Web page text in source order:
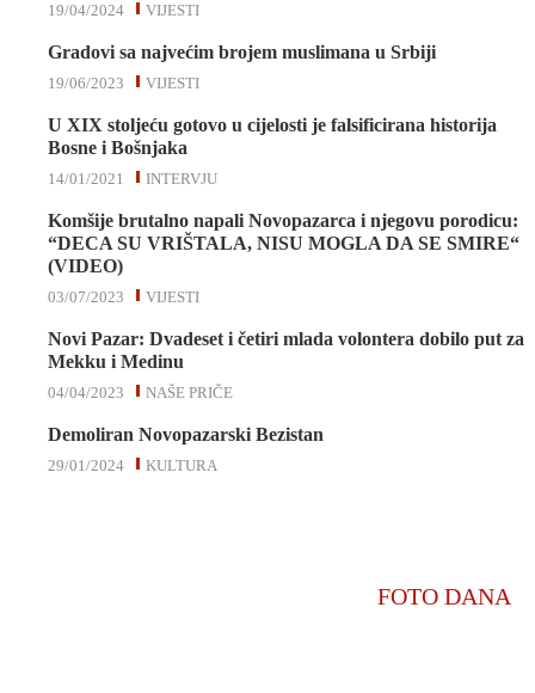
VIJESTI
19/04/2024
Gradovi sa najvećim brojem muslimana u Srbiji
VIJESTI
19/06/2023
U XIX stoljeću gotovo u cijelosti je falsificirana historija
Bosne i Bošnjaka
INTERVJU
14/01/2021
Komšije brutalno napali Novopazarca i njegovu porodicu:
“DECA SU VRIŠTALA, NISU MOGLA DA SE SMIRE“
(VIDEO)
VIJESTI
03/07/2023
Novi Pazar: Dvadeset i četiri mlada volontera dobilo put za
Mekku i Medinu
NAŠE PRIČE
04/04/2023
Demoliran Novopazarski Bezistan
KULTURA
29/01/2024
FOTO DANA